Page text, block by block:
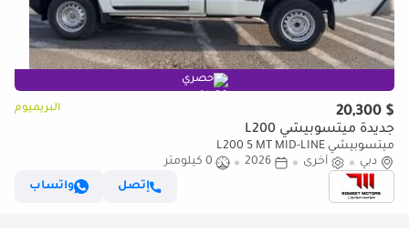
حصري
$ 20,300 البريميوم
جديدة ميتسوبيشي L200
ميتسوبيشي L200 5 MT MID-LINE
دبي
أخرى 2026
0 كيلومتر
إتصل
واتساب